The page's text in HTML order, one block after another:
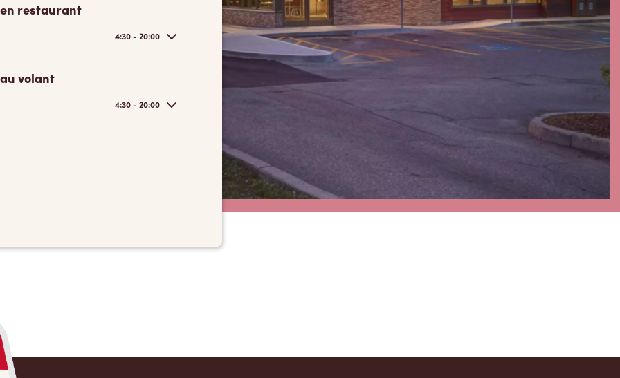
restaurant
4:30 - 20:00
volant
4:30 - 20:00